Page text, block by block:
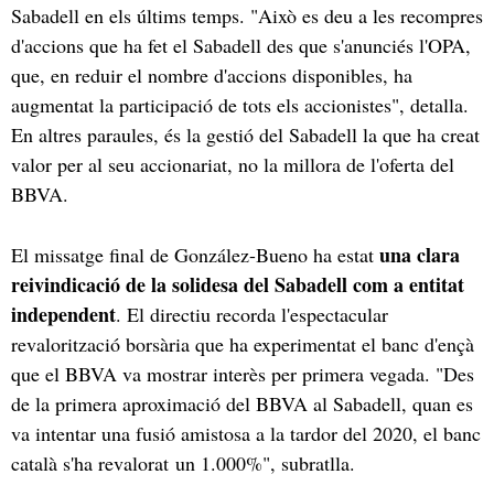
Sabadell en els últims temps. "Això es deu a les recompres
d'accions que ha fet el Sabadell des que s'anunciés l'OPA,
que, en reduir el nombre d'accions disponibles, ha
augmentat la participació de tots els accionistes", detalla.
En altres paraules, és la gestió del Sabadell la que ha creat
valor per al seu accionariat, no la millora de l'oferta del
BBVA.
El missatge final de González-Bueno ha estat una clara
reivindicació de la solidesa del Sabadell com a entitat
independent. El directiu recorda l'espectacular
revalorització borsària que ha experimentat el banc d'ençà
que el BBVA va mostrar interès per primera vegada. "Des
de la primera aproximació del BBVA al Sabadell, quan es
va intentar una fusió amistosa a la tardor del 2020, el banc
català s'ha revalorat un 1.000%", subratlla.